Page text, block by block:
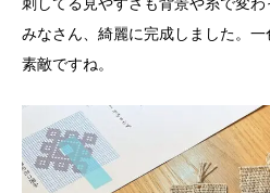
みなさん、綺麗に完成しました。
素敵ですね。